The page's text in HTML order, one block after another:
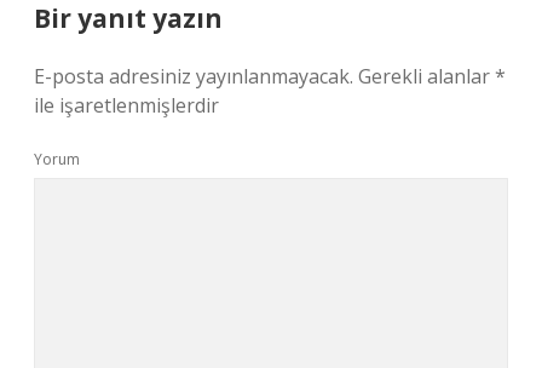
Bir yanıt yazın
E-posta adresiniz yayınlanmayacak. Gerekli alanlar*
ile işaretlenmişlerdir
Yorum